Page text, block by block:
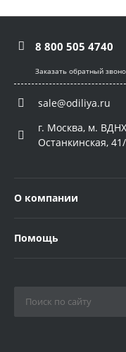
8 800 505 4740
Заказать обратный
sale@odiliya.ru
г. Москва, м.
Останкинская,
О компании
Помощь